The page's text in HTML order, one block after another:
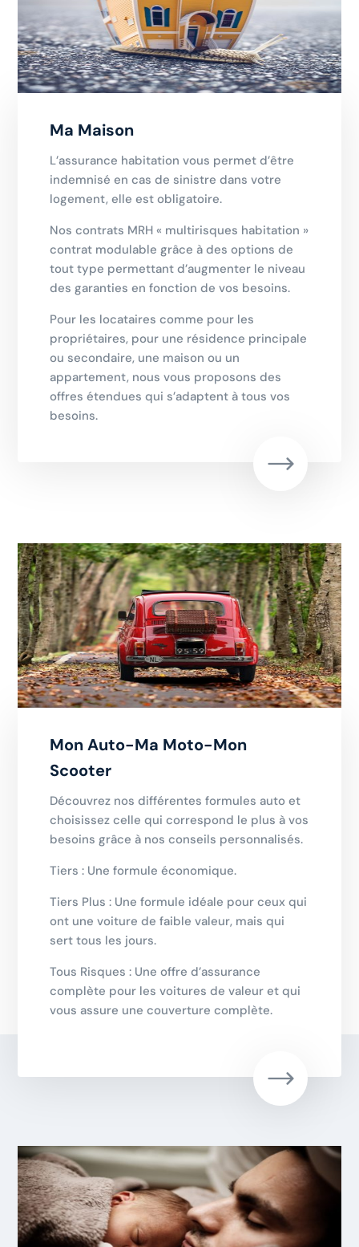
Ma Maison
L’assurance habitation vous permet d’être
indemnisé en cas de sinistre dans votre
logement, elle est obligatoire.
Nos contrats MRH « multirisques habitation »
contrat modulable grâce à des options de
tout type permettant d’augmenter le niveau
des garanties en fonction de vos besoins.
Pour les locataires comme pour les
propriétaires, pour une résidence principale
ou secondaire, une maison ou un
appartement, nous vous proposons des
offres étendues qui s’adaptent à tous vos
besoins.
Mon Auto-Ma Moto-Mon
Scooter
Découvrez nos différentes formules auto et
choisissez celle qui correspond le plus à vos
besoins grâce à nos conseils personnalisés.
Tiers : Une formule économique.
Tiers Plus : Une formule idéale pour ceux qui
ont une voiture de faible valeur, mais qui
sert tous les jours.
Tous Risques : Une offre d’assurance
complète pour les voitures de valeur et qui
vous assure une couverture complète.